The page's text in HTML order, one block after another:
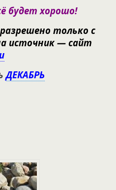
будет хорошо!
только с
источник — сайт
ДЕКАБРЬ